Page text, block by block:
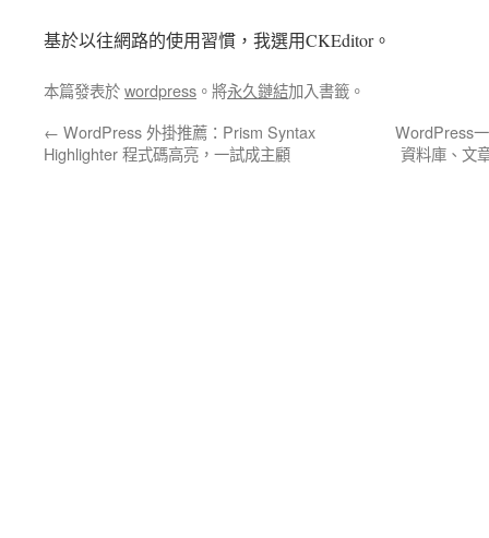
基於以往網路的使用習慣，我選用CKEditor。
本篇發表於wordpress 。將永久鏈結加入書籤。
← WordPress 外掛推薦：Prism Syntax
Highlighter 程式碼高亮，一試成主顧
WordPress
資料庫、文